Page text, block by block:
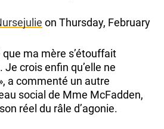
on Thursday, February
que ma mère s’étouffait
Je crois enfin qu’elle ne
a commenté un autre
social de Mme McFadden,
réel du râle d’agonie.